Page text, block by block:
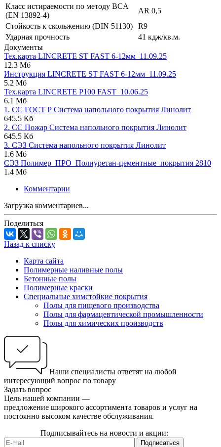
Класс истираемости по методу BCA
(EN 13892-4)
AR 0,5
Стойкость к скольжению (DIN 51130)
R9
Ударная прочность
41 кдж/кв.м.
Документы
Тех.карта LINCRETE SТ FAST 6-12мм_11.09.25
12.3 Мб
Инструкция LINCRETE SТ FAST 6-12мм_11.09.25
5.2 Мб
Тех.карта LINCRETE P100 FAST_10.06.25
6.1 Мб
1. СС ГОСТ Р Система напольного покрытия Линолит
645.5 Кб
2. СС Пожар Система напольного покрытия Линолит
645.5 Кб
3. СЭЗ Система напольного покрытия Линолит
1.6 Мб
СЭЗ Полимер_ПРО_Полиуретан-цементные_покрытия 2810
1.4 Мб
Комментарии
Загрузка комментариев...
Поделиться
Назад к списку
Карта сайта
Полимерные наливные полы
Бетонные полы
Полимерные краски
Специальные химстойкие покрытия
Полы для пищевого производства
Полы для фармацевтической промышленности
Полы для химических производств
Наши специалисты ответят на любой
интересующий вопрос по товару
Задать вопрос
Цель нашей компании —
предложение широкого ассортимента товаров и услуг на
постоянно высоком качестве обслуживания.
Подписывайтесь на новости и акции: